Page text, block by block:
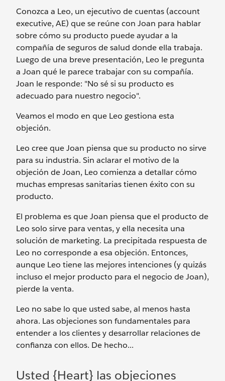
Conozca a Leo, un ejecutivo de cuentas (account
executive, AE) que se reúne con Joan para hablar
sobre cómo su producto puede ayudar a la
compañía de seguros de salud donde ella trabaja.
Luego de una breve presentación, Leo le pregunta
a Joan qué le parece trabajar con su compañía.
Joan le responde: "No sé si su producto es
adecuado para nuestro negocio".
Veamos el modo en que Leo gestiona esta
objeción.
Leo cree que Joan piensa que su producto no sirve
para su industria. Sin aclarar el motivo de la
objeción de Joan, Leo comienza a detallar cómo
muchas empresas sanitarias tienen éxito con su
producto.
El problema es que Joan piensa que el producto de
Leo solo sirve para ventas, y ella necesita una
solución de marketing. La precipitada respuesta de
Leo no corresponde a esa objeción. Entonces,
aunque Leo tiene las mejores intenciones (y quizás
incluso el mejor producto para el negocio de Joan),
pierde la venta.
Leo no sabe lo que usted sabe, al menos hasta
ahora. Las objeciones son fundamentales para
entender a los clientes y desarrollar relaciones de
confianza con ellos. De hecho...
Usted {Heart} las objeciones